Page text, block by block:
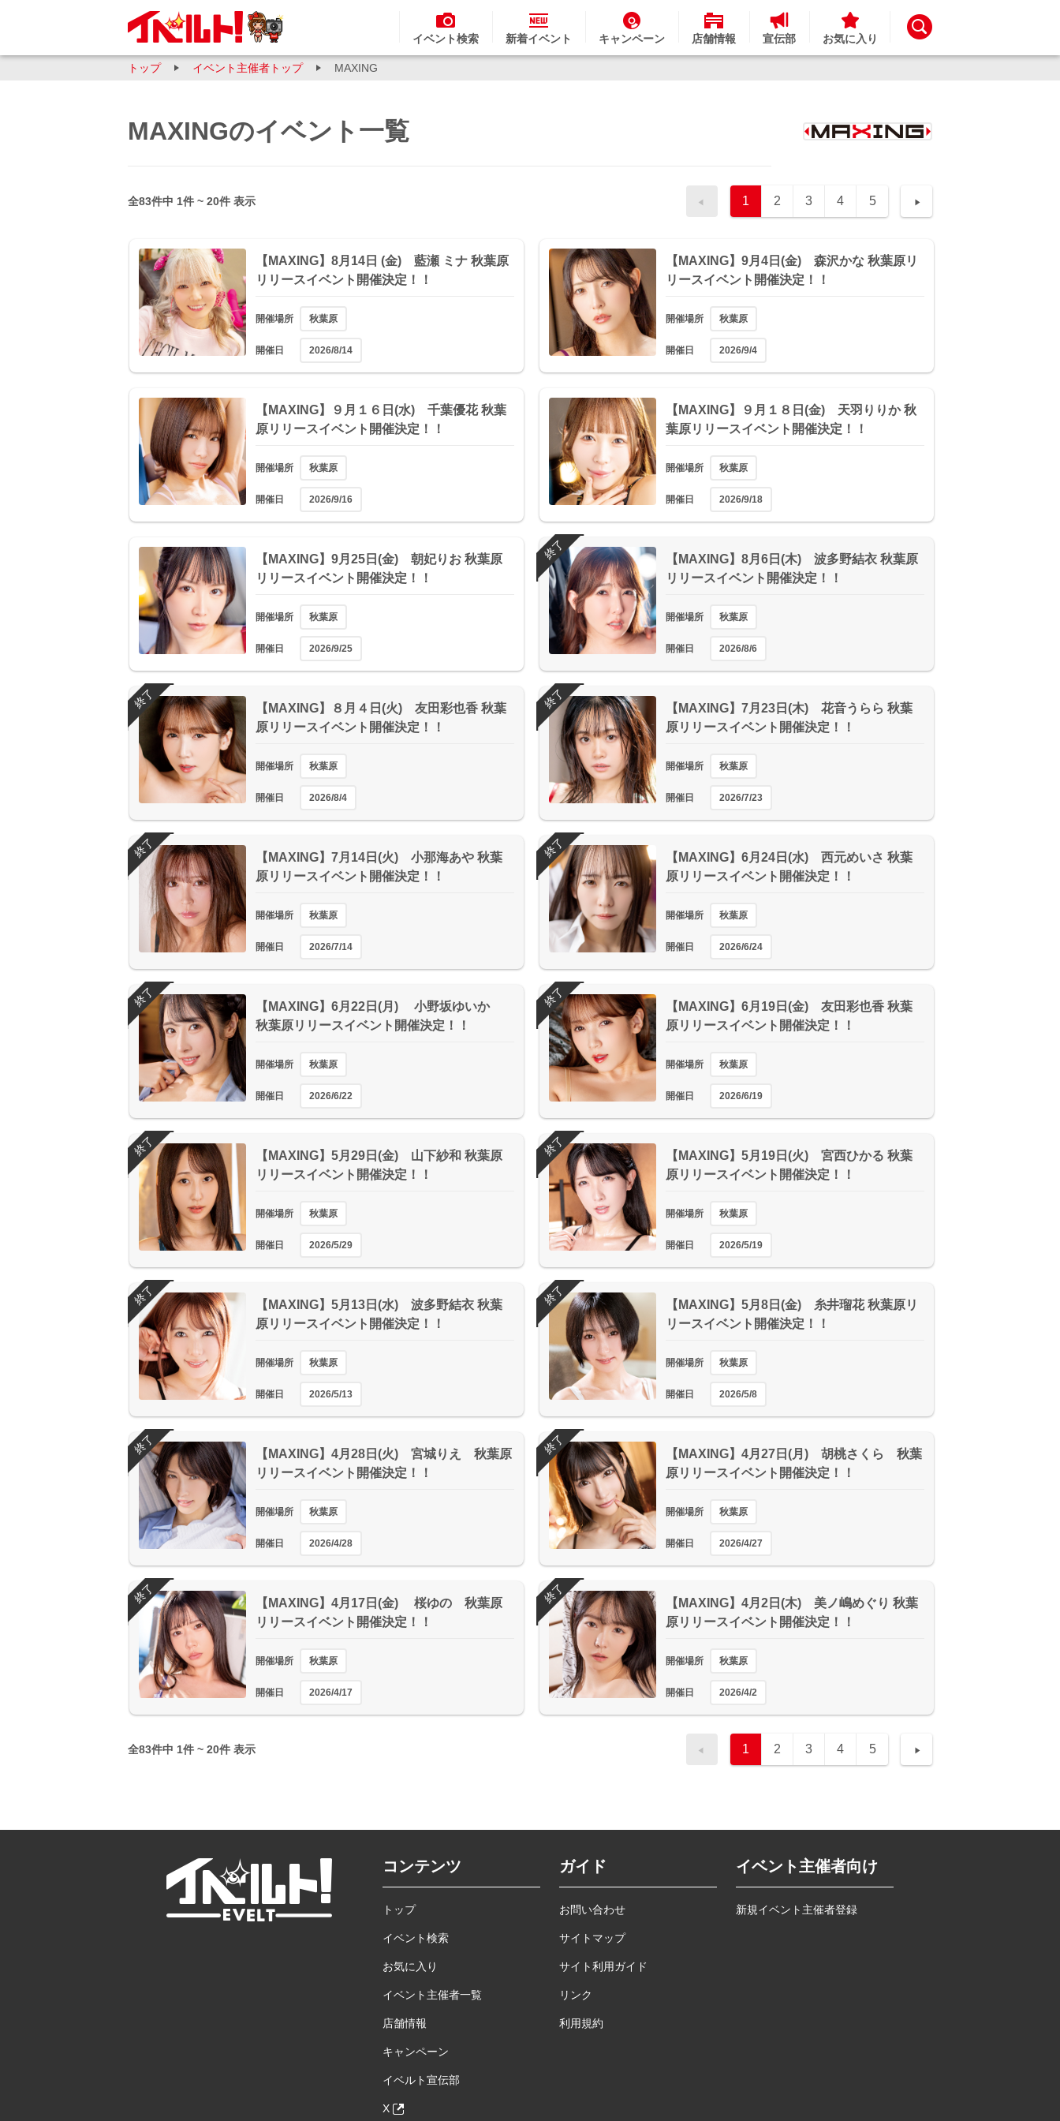
イベント検索 新着イベント キャンペーン 店舗情報 宣伝部 お気に入り
トップ イベント主催者トップ MAXING
MAXINGのイベント一覧
全83件中 1件 ~ 20件 表示 1 2 3 4 5
【MAXING】8月14日 (金) 藍瀬 ミナ 秋葉原
リリースイベント開催決定！！
開催場所 秋葉原
開催日 2026/8/14
【MAXING】9月4日(金) 森沢かな 秋葉原リ
リースイベント開催決定！！
開催場所 秋葉原
開催日 2026/9/4
【MAXING】９月１６日(水) 千葉優花 秋葉
原リリースイベント開催決定！！
開催場所 秋葉原
開催日 2026/9/16
【MAXING】９月１８日(金) 天羽りりか 秋
葉原リリースイベント開催決定！！
開催場所 秋葉原
開催日 2026/9/18
【MAXING】9月25日(金) 朝妃りお 秋葉原
リリースイベント開催決定！！
開催場所 秋葉原
開催日 2026/9/25
【MAXING】8月6日(木) 波多野結衣 秋葉原
リリースイベント開催決定！！
開催場所 秋葉原
開催日 2026/8/6
終了
【MAXING】８月４日(火) 友田彩也香 秋葉
原リリースイベント開催決定！！
開催場所 秋葉原
開催日 2026/8/4
終了
【MAXING】7月23日(木) 花音うらら 秋葉
原リリースイベント開催決定！！
開催場所 秋葉原
開催日 2026/7/23
終了
【MAXING】7月14日(火) 小那海あや 秋葉
原リリースイベント開催決定！！
開催場所 秋葉原
開催日 2026/7/14
終了
【MAXING】6月24日(水) 西元めいさ 秋葉
原リリースイベント開催決定！！
開催場所 秋葉原
開催日 2026/6/24
終了
【MAXING】6月22日(月) 小野坂ゆいか
秋葉原リリースイベント開催決定！！
開催場所 秋葉原
開催日 2026/6/22
終了
【MAXING】6月19日(金) 友田彩也香 秋葉
原リリースイベント開催決定！！
開催場所 秋葉原
開催日 2026/6/19
終了
【MAXING】5月29日(金) 山下紗和 秋葉原
リリースイベント開催決定！！
開催場所 秋葉原
開催日 2026/5/29
終了
【MAXING】5月19日(火) 宮西ひかる 秋葉
原リリースイベント開催決定！！
開催場所 秋葉原
開催日 2026/5/19
終了
【MAXING】5月13日(水) 波多野結衣 秋葉
原リリースイベント開催決定！！
開催場所 秋葉原
開催日 2026/5/13
終了
【MAXING】5月8日(金) 糸井瑠花 秋葉原リ
リースイベント開催決定！！
開催場所 秋葉原
開催日 2026/5/8
終了
【MAXING】4月28日(火) 宮城りえ 秋葉原
リリースイベント開催決定！！
開催場所 秋葉原
開催日 2026/4/28
終了
【MAXING】4月27日(月) 胡桃さくら 秋葉
原リリースイベント開催決定！！
開催場所 秋葉原
開催日 2026/4/27
終了
【MAXING】4月17日(金) 桜ゆの 秋葉原
リリースイベント開催決定！！
開催場所 秋葉原
開催日 2026/4/17
終了
【MAXING】4月2日(木) 美ノ嶋めぐり 秋葉
原リリースイベント開催決定！！
開催場所 秋葉原
開催日 2026/4/2
終了
全83件中 1件 ~ 20件 表示 1 2 3 4 5
コンテンツ
トップ
イベント検索
お気に入り
イベント主催者一覧
店舗情報
キャンペーン
イベルト宣伝部
X
ガイド
お問い合わせ
サイトマップ
サイト利用ガイド
リンク
利用規約
イベント主催者向け
新規イベント主催者登録